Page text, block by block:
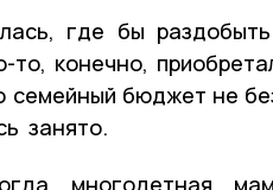
где бы
то, конечно,
семейный бюджет не
занято.
многодетная